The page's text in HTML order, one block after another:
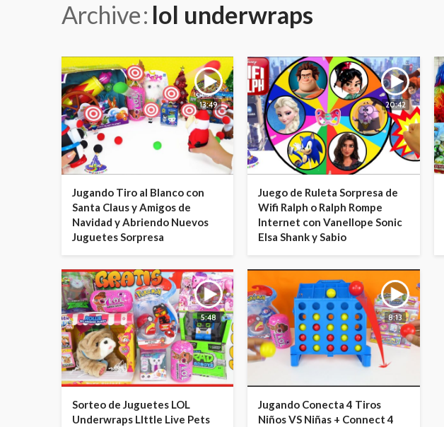
Archive lol underwraps
13:49
Jugando Tiro al Blanco con
Santa Claus y Amigos de
Navidad y Abriendo Nuevos
Juguetes Sorpresa
20:42
Juego de Ruleta Sorpresa de
Wifi Ralph o Ralph Rompe
Internet con Vanellope Sonic
Elsa Shank y Sabio
5:48
Sorteo de Juguetes LOL
Underwraps LIttle Live Pets
8:13
Jugando Conecta 4 Tiros
Niños VS Niñas + Connect 4